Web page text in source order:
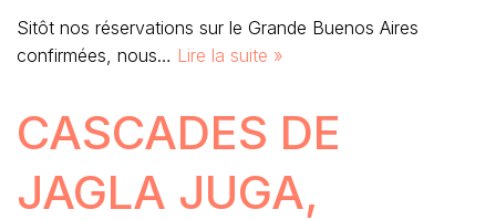
Sitôt nos réservations sur le Grande Buenos Aires
confirmées, nous… Lire la suite »
CASCADES DE
JAGLA JUGA,